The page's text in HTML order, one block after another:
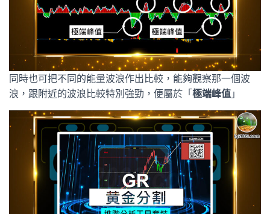
同時也可把不同的能量波浪作出比較，能夠觀察那一個波
浪，跟附近的波浪比較特別強勁，便屬於「 極端峰值 」